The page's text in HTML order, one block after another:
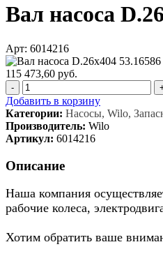
Вал насоса
Арт: 6014216
115 473,60 руб.
-
Добавить в корзину
Категории: Насосы, Wilo,
Производитель: Wilo
Артикул: 6014216
Описание
Наша компания
рабочие колеса,
Хотим обратить ваше